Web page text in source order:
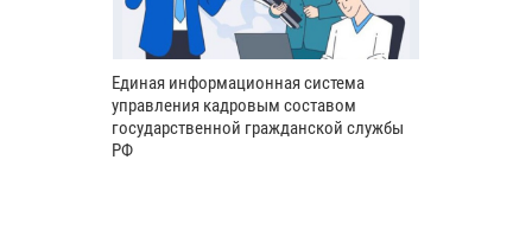
Единая информационная система
управления кадровым составом
государственной гражданской службы
РФ